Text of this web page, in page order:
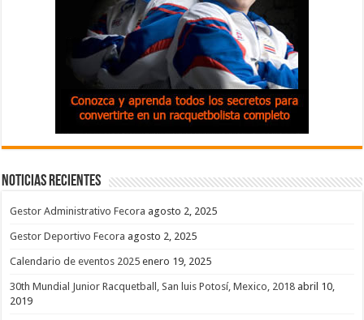
Noticias recientes
Gestor Administrativo Fecora agosto 2, 2025
Gestor Deportivo Fecora agosto 2, 2025
Calendario de eventos 2025 enero 19, 2025
30th Mundial Junior Racquetball, San luis Potosí, Mexico, 2018 abril 10,
2019